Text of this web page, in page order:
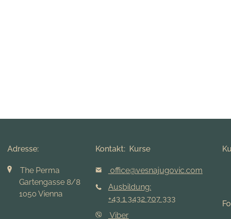
Adresse:
The Perma
Gartengasse 8/8
1050 Vienna
Kontakt: Kurse
office@vesnajugovic.com
Ausbildung:
+43 1 3432 707 333
Viber